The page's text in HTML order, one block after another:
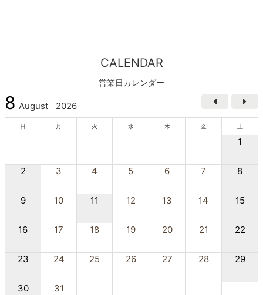
CALENDAR
営業日カレンダー
8 August 2026
日 月 火 水 木 金 土
1
2 3 4 5 6 7 8
9 10 11 12 13 14 15
16 17 18 19 20 21 22
23 24 25 26 27 28 29
30 31